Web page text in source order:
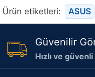
Ürün etiketleri: ASUS
Güvenilir
Hızlı ve